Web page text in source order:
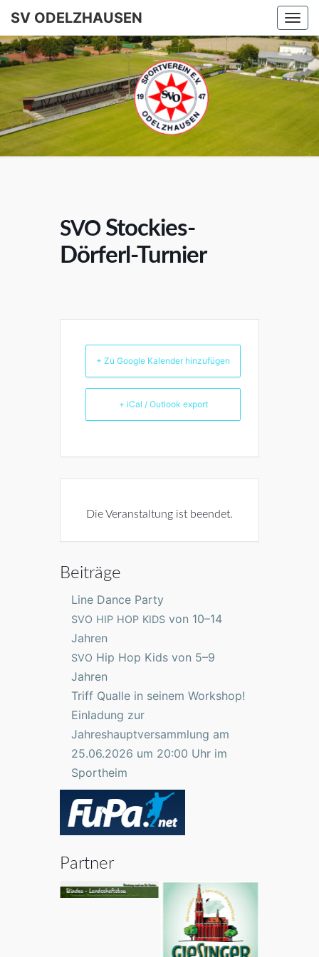
SV ODELZHAUSEN
SV
SVO Stockies-
Dörferl-Turnier
+ Zu Google Kalender hinzufügen
+ iCal / Outlook export
Die Veranstaltung ist beendet.
Beiträge
Line Dance Party
SVO HIP HOP KIDS von 10–14
Jahren
SVO Hip Hop Kids von 5–9
Jahren
Triff Qualle in seinem Workshop!
Einladung zur
Jahreshauptversammlung am
25.06.2026 um 20:00 Uhr im
Sportheim
Partner